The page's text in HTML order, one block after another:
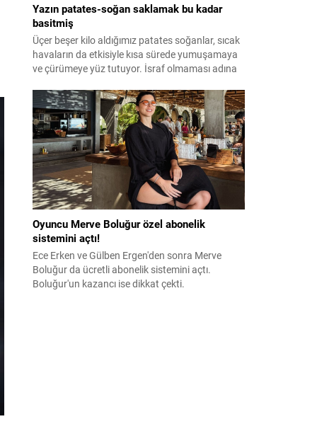
Yazın patates-soğan saklamak bu kadar
basitmiş
Üçer beşer kilo aldığımız patates soğanlar, sıcak
havaların da etkisiyle kısa sürede yumuşamaya
ve çürümeye yüz tutuyor. İsraf olmaması adına
merak ediliyor. Meğer formülü çok basitmiş...
Oyuncu Merve Boluğur özel abonelik
sistemini açtı!
Ece Erken ve Gülben Ergen'den sonra Merve
Boluğur da ücretli abonelik sistemini açtı.
Boluğur'un kazancı ise dikkat çekti.